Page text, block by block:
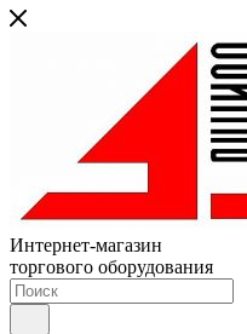
Интернет-магазин
торгового оборудования